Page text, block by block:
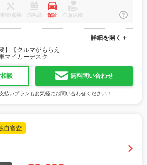
車検/点検 消耗品 保証 任意保険
】【クルマがもらえ
マイカーデスク
詳細を開く＋
談 無料問い合わせ
払いプランもお気軽にお問い合わせください！
自審査